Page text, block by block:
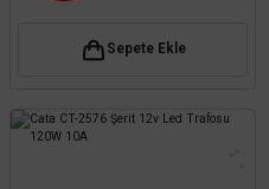
Sepete Ekle